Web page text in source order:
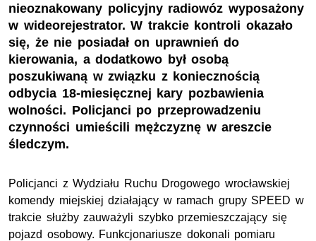
nieoznakowany policyjny radiowóz wyposażony
w wideorejestrator. W trakcie kontroli okazało
się, że nie posiadał on uprawnień do
kierowania, a dodatkowo był osobą
poszukiwaną w związku z koniecznością
odbycia 18-miesięcznej kary pozbawienia
wolności. Policjanci po przeprowadzeniu
czynności umieścili mężczyznę w areszcie
śledczym.
Policjanci z Wydziału Ruchu Drogowego wrocławskiej
komendy miejskiej działający w ramach grupy SPEED w
trakcie służby zauważyli szybko przemieszczający się
pojazd osobowy. Funkcjonariusze dokonali pomiaru